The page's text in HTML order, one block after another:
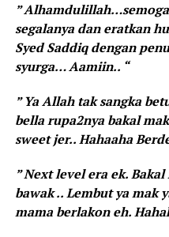
”
segalanya dan eratkan
Syed Saddiq dengan
syurga… Aamiin.. “
” Ya Allah tak sangka
bella rupa2nya bakal
sweet jer.. Hahaaha
” Next level era ek.
bawak .. Lembut ya mak
mama berlakon eh.